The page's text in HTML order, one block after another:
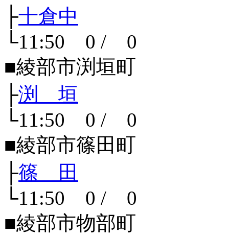
├十倉中
└11:50 0 / 0
■綾部市渕垣町
├渕 垣
└11:50 0 / 0
■綾部市篠田町
├篠 田
└11:50 0 / 0
■綾部市物部町